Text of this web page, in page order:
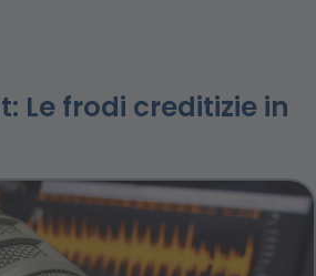
Le frodi creditizie in